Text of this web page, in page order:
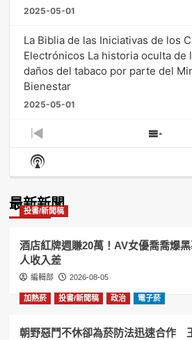
2025-05-01
La Biblia de las Iniciativas de los
Electrónicos La historia oculta de
daños del tabaco por parte del
Bienestar
2025-05-01
Previous
Episode
Show
Show
Podcast
最新新聞
投書/新聞稿
酒店紅牌週賺20萬！AV女優喬喬爆
人收入差
編輯部 2026-08-05
加熱菸 投書/新聞稿 政治 電子菸
朝野惡鬥不休卻為菸防法迅速合作